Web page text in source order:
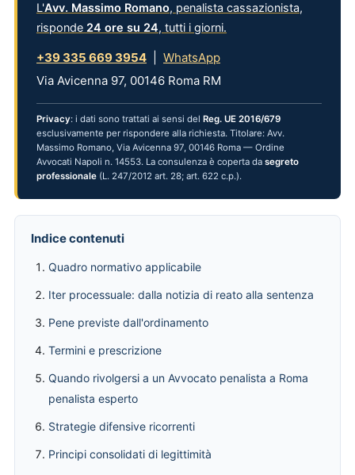
L'Avv. Massimo Romano, penalista cassazionista,
risponde 24 ore su 24, tutti i giorni.
+39 335 669 3954
WhatsApp
Via Avicenna 97, 00146 Roma RM
Privacy: i dati sono trattati ai sensi del Reg. UE 2016/679
esclusivamente per rispondere alla richiesta. Titolare: Avv.
Massimo Romano, Via Avicenna 97, 00146 Roma — Ordine
Avvocati Napoli n. 14553. La consulenza è coperta da segreto
professionale (L. 247/2012 art. 28; art. 622 c.p.).
Indice contenuti
Quadro normativo applicabile
Iter processuale: dalla notizia di reato alla sentenza
Pene previste dall'ordinamento
Termini e prescrizione
Quando rivolgersi a un Avvocato penalista a Roma
penalista esperto
Strategie difensive ricorrenti
Principi consolidati di legittimità